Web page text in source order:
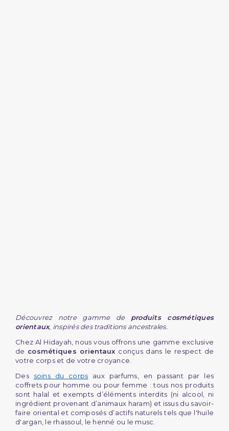
(3 avis)
Découvrez notre gamme de produits cosmétiques
orientaux, inspirés des traditions ancestrales.
Chez Al Hidayah, nous vous offrons une gamme exclusive
de cosmétiques orientaux conçus dans le respect de
votre corps et de votre croyance.
Des soins du corps aux parfums, en passant par les
coffrets pour homme ou pour femme : tous nos produits
sont halal et exempts d’éléments interdits (ni alcool, ni
ingrédient provenant d’animaux haram) et issus du savoir-
faire oriental et composés d’actifs naturels tels que l'huile
d'argan, le rhassoul, le henné ou le musc.